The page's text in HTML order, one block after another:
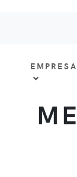
EMPRESA